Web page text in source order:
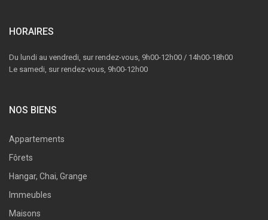
HORAIRES
Du lundi au vendredi, sur rendez-vous, 9h00-12h00 / 14h00-18h00
Le samedi, sur rendez-vous, 9h00-12h00
NOS BIENS
Appartements
Fôrets
Hangar, Chai, Grange
Immeubles
Maisons